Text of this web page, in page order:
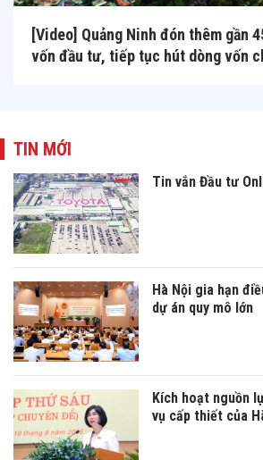
[Video] Quảng Ninh đón thêm gần
vốn đầu tư, tiếp tục hút dòng vốn
TIN MỚI
Tin vắn Đầu tư
Hà Nội gia hạn
dự án quy mô lớn
Kích hoạt nguồn
vụ cấp thiết của